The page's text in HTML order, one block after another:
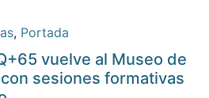
, Portada
vuelve al Museo de
sesiones formativas